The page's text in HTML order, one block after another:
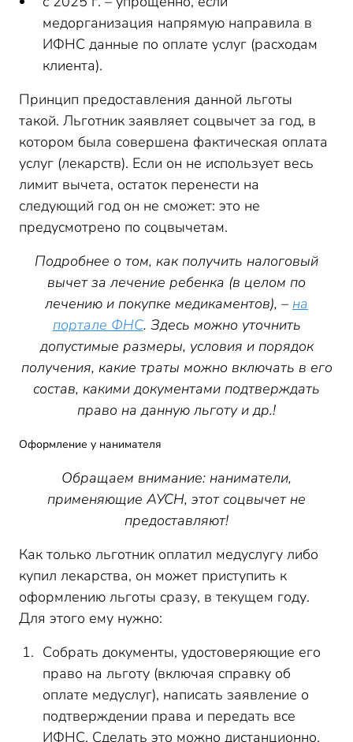
медорганизация напрямую направила в
ИФНС данные по оплате услуг (расходам
клиента).
Принцип предоставления данной льготы
такой. Льготник заявляет соцвычет за год, в
котором была совершена фактическая оплата
услуг (лекарств). Если он не использует весь
лимит вычета, остаток перенести на
следующий год он не сможет: это не
предусмотрено по соцвычетам.
Подробнее о том, как получить налоговый
вычет за лечение ребенка (в целом по
лечению и покупке медикаментов), – на
портале ФНС. Здесь можно уточнить
допустимые размеры, условия и порядок
получения, какие траты можно включать в его
состав, какими документами подтверждать
право на данную льготу и др.!
Оформление у нанимателя
Обращаем внимание: наниматели,
применяющие АУСН, этот соцвычет не
предоставляют!
Как только льготник оплатил медуслугу либо
купил лекарства, он может приступить к
оформлению льготы сразу, в текущем году.
Для этого ему нужно:
Собрать документы, удостоверяющие его
право на льготу (включая справку об
оплате медуслуг), написать заявление о
подтверждении права и передать все
ИФНС. Сделать это можно дистанционно,